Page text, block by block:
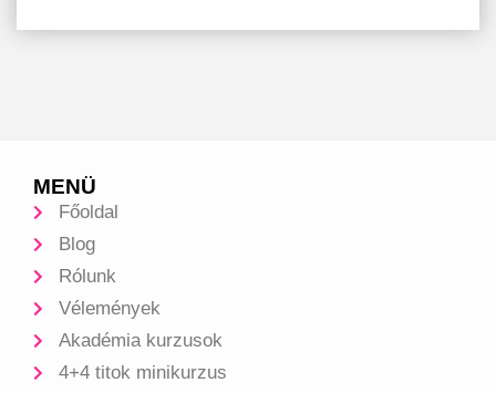
MENÜ
Főoldal
Blog
Rólunk
Vélemények
Akadémia kurzusok
4+4 titok minikurzus